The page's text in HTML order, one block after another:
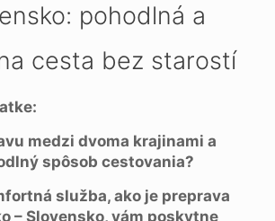
pohodlná a
cesta bez starostí
medzi dvoma krajinami a
spôsob cestovania?
služba, ako je preprava
– Slovensko, vám poskytne